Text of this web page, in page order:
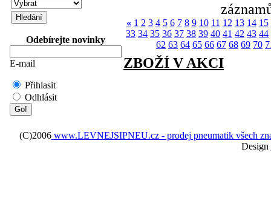
Odebírejte novinky
E-mail
Přihlasit
Odhlásit
« 1 2 3 4 5 6 7 8 9 10 11 12 13 14 15
33 34 35 36 37 38 39 40 41 42 43 44
62 63 64 65 66 67 68 69 70
ZBOŽÍ V AKCI
(C)2006 www.LEVNEJSIPNEU.cz - prodej pneumatik všech
Design